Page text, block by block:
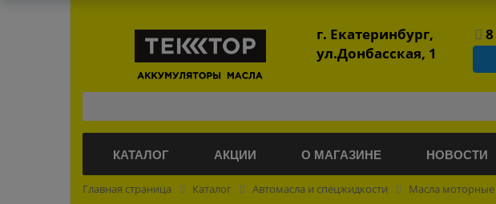
г. Екатеринбург,
ул.Донбасская, 1
КАТАЛОГ АКЦИИ О МАГАЗИНЕ НОВОСТИ
Главная страница Каталог Автомасла и спецжидкости Масла моторные